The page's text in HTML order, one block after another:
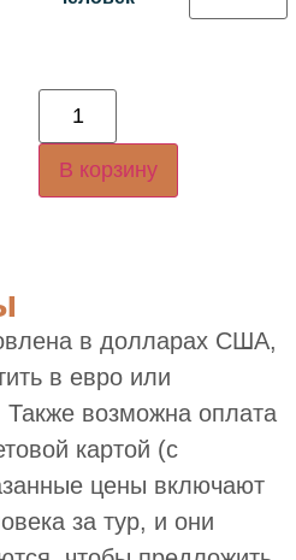
В корзину
в долларах США,
в евро или
Также возможна оплата
картой (с
цены включают
за тур, и они